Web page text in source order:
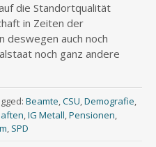
die Standortqualität
in Zeiten der
deswegen auch noch
noch ganz andere
Beamte,CSU,Demografie,
,IG Metall,Pensionen,
, SPD